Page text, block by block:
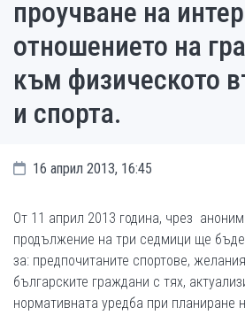
проучване на
отношението на
към физическото
и спорта.
16 април 2013, 16:45
От 11 април 2013 година, чрез
продължение на три седмици ще
за: предпочитаните спортове,
българските граждани с тях,
нормативната уредба при планиране